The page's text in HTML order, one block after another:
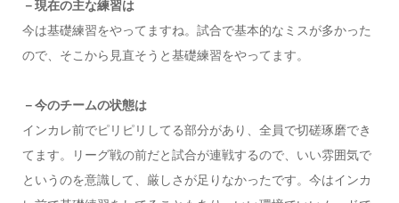
－現在の主な練習は
今は基礎練習をやってますね。試合で基本的なミスが多かった
ので、そこから見直そうと基礎練習をやってます。
－今のチームの状態は
インカレ前でピリピリしてる部分があり、全員で切磋琢磨でき
てます。リーグ戦の前だと試合が連戦するので、いい雰囲気で
というのを意識して、厳しさが足りなかったです。今はインカ